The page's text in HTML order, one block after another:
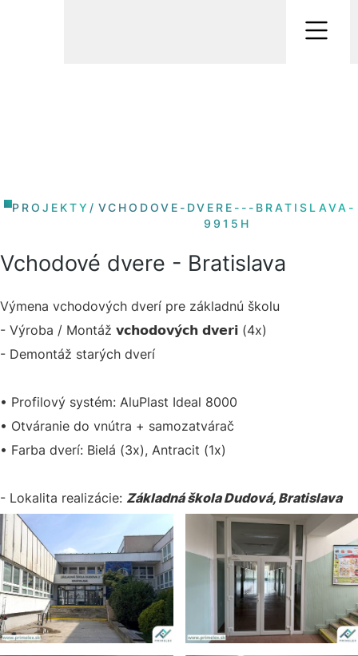
PROJEKTY / VCHODOVE-DVERE---BRATISLAVA-
9915H
Vchodové dvere - Bratislava
Výmena vchodových dverí pre základnú školu
- Výroba / Montáž 𝘃𝗰𝗵𝗼𝗱𝗼𝘃𝘆́𝗰𝗵 𝗱𝘃𝗲𝗿𝗶 (4x)
- Demontáž starých dverí
• Profilový systém: AluPlast Ideal 8000
• Otváranie do vnútra + samozatvárač
• Farba dverí: Bielá (3x), Antracit (1x)
- Lokalita realizácie: Základná škola Dudová, Bratislava